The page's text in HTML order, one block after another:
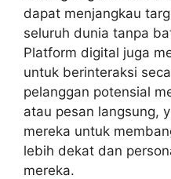
dapat menjangkau
seluruh dunia tanpa
Platform digital juga
untuk berinteraksi
pelanggan potensial
atau pesan langsung,
mereka untuk
lebih dekat dan
mereka.